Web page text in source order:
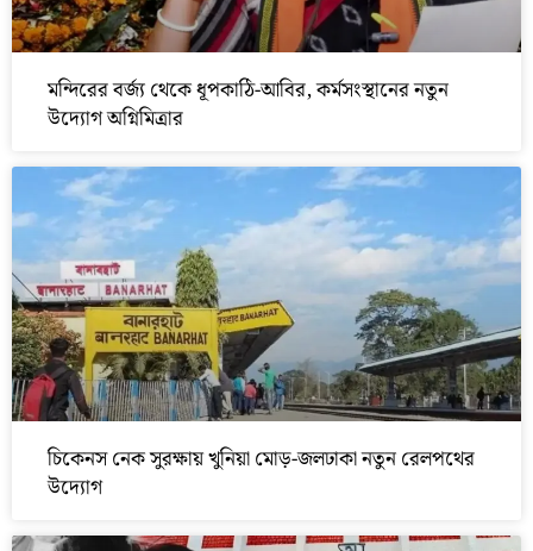
মন্দিরের বর্জ্য থেকে ধূপকাঠি-আবির, কর্মসংস্থানের নতুন
উদ্যোগ অগ্নিমিত্রার
চিকেনস নেক সুরক্ষায় খুনিয়া মোড়-জলঢাকা নতুন রেলপথের
উদ্যোগ